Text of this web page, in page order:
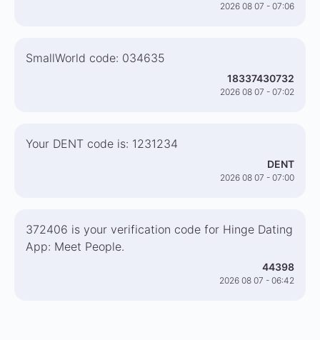
2026 08 07 - 07:06
SmallWorld code: 034635
18337430732
2026 08 07 - 07:02
Your DENT code is: 1231234
DENT
2026 08 07 - 07:00
372406 is your verification code for Hinge Dating
App: Meet People.
44398
2026 08 07 - 06:42